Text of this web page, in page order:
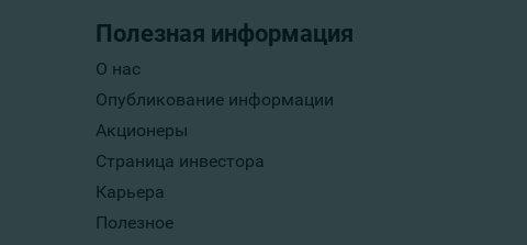
Полезная информация
О нас
Опубликование информации
Акционеры
Страница инвестора
Карьера
Полезное